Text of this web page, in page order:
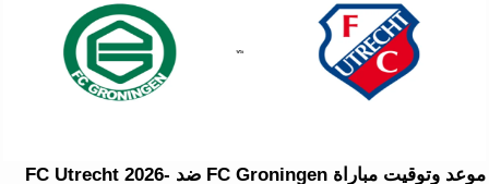
موعد وتوقيت مباراة FC Groningen ضد FC Utrecht 2026-